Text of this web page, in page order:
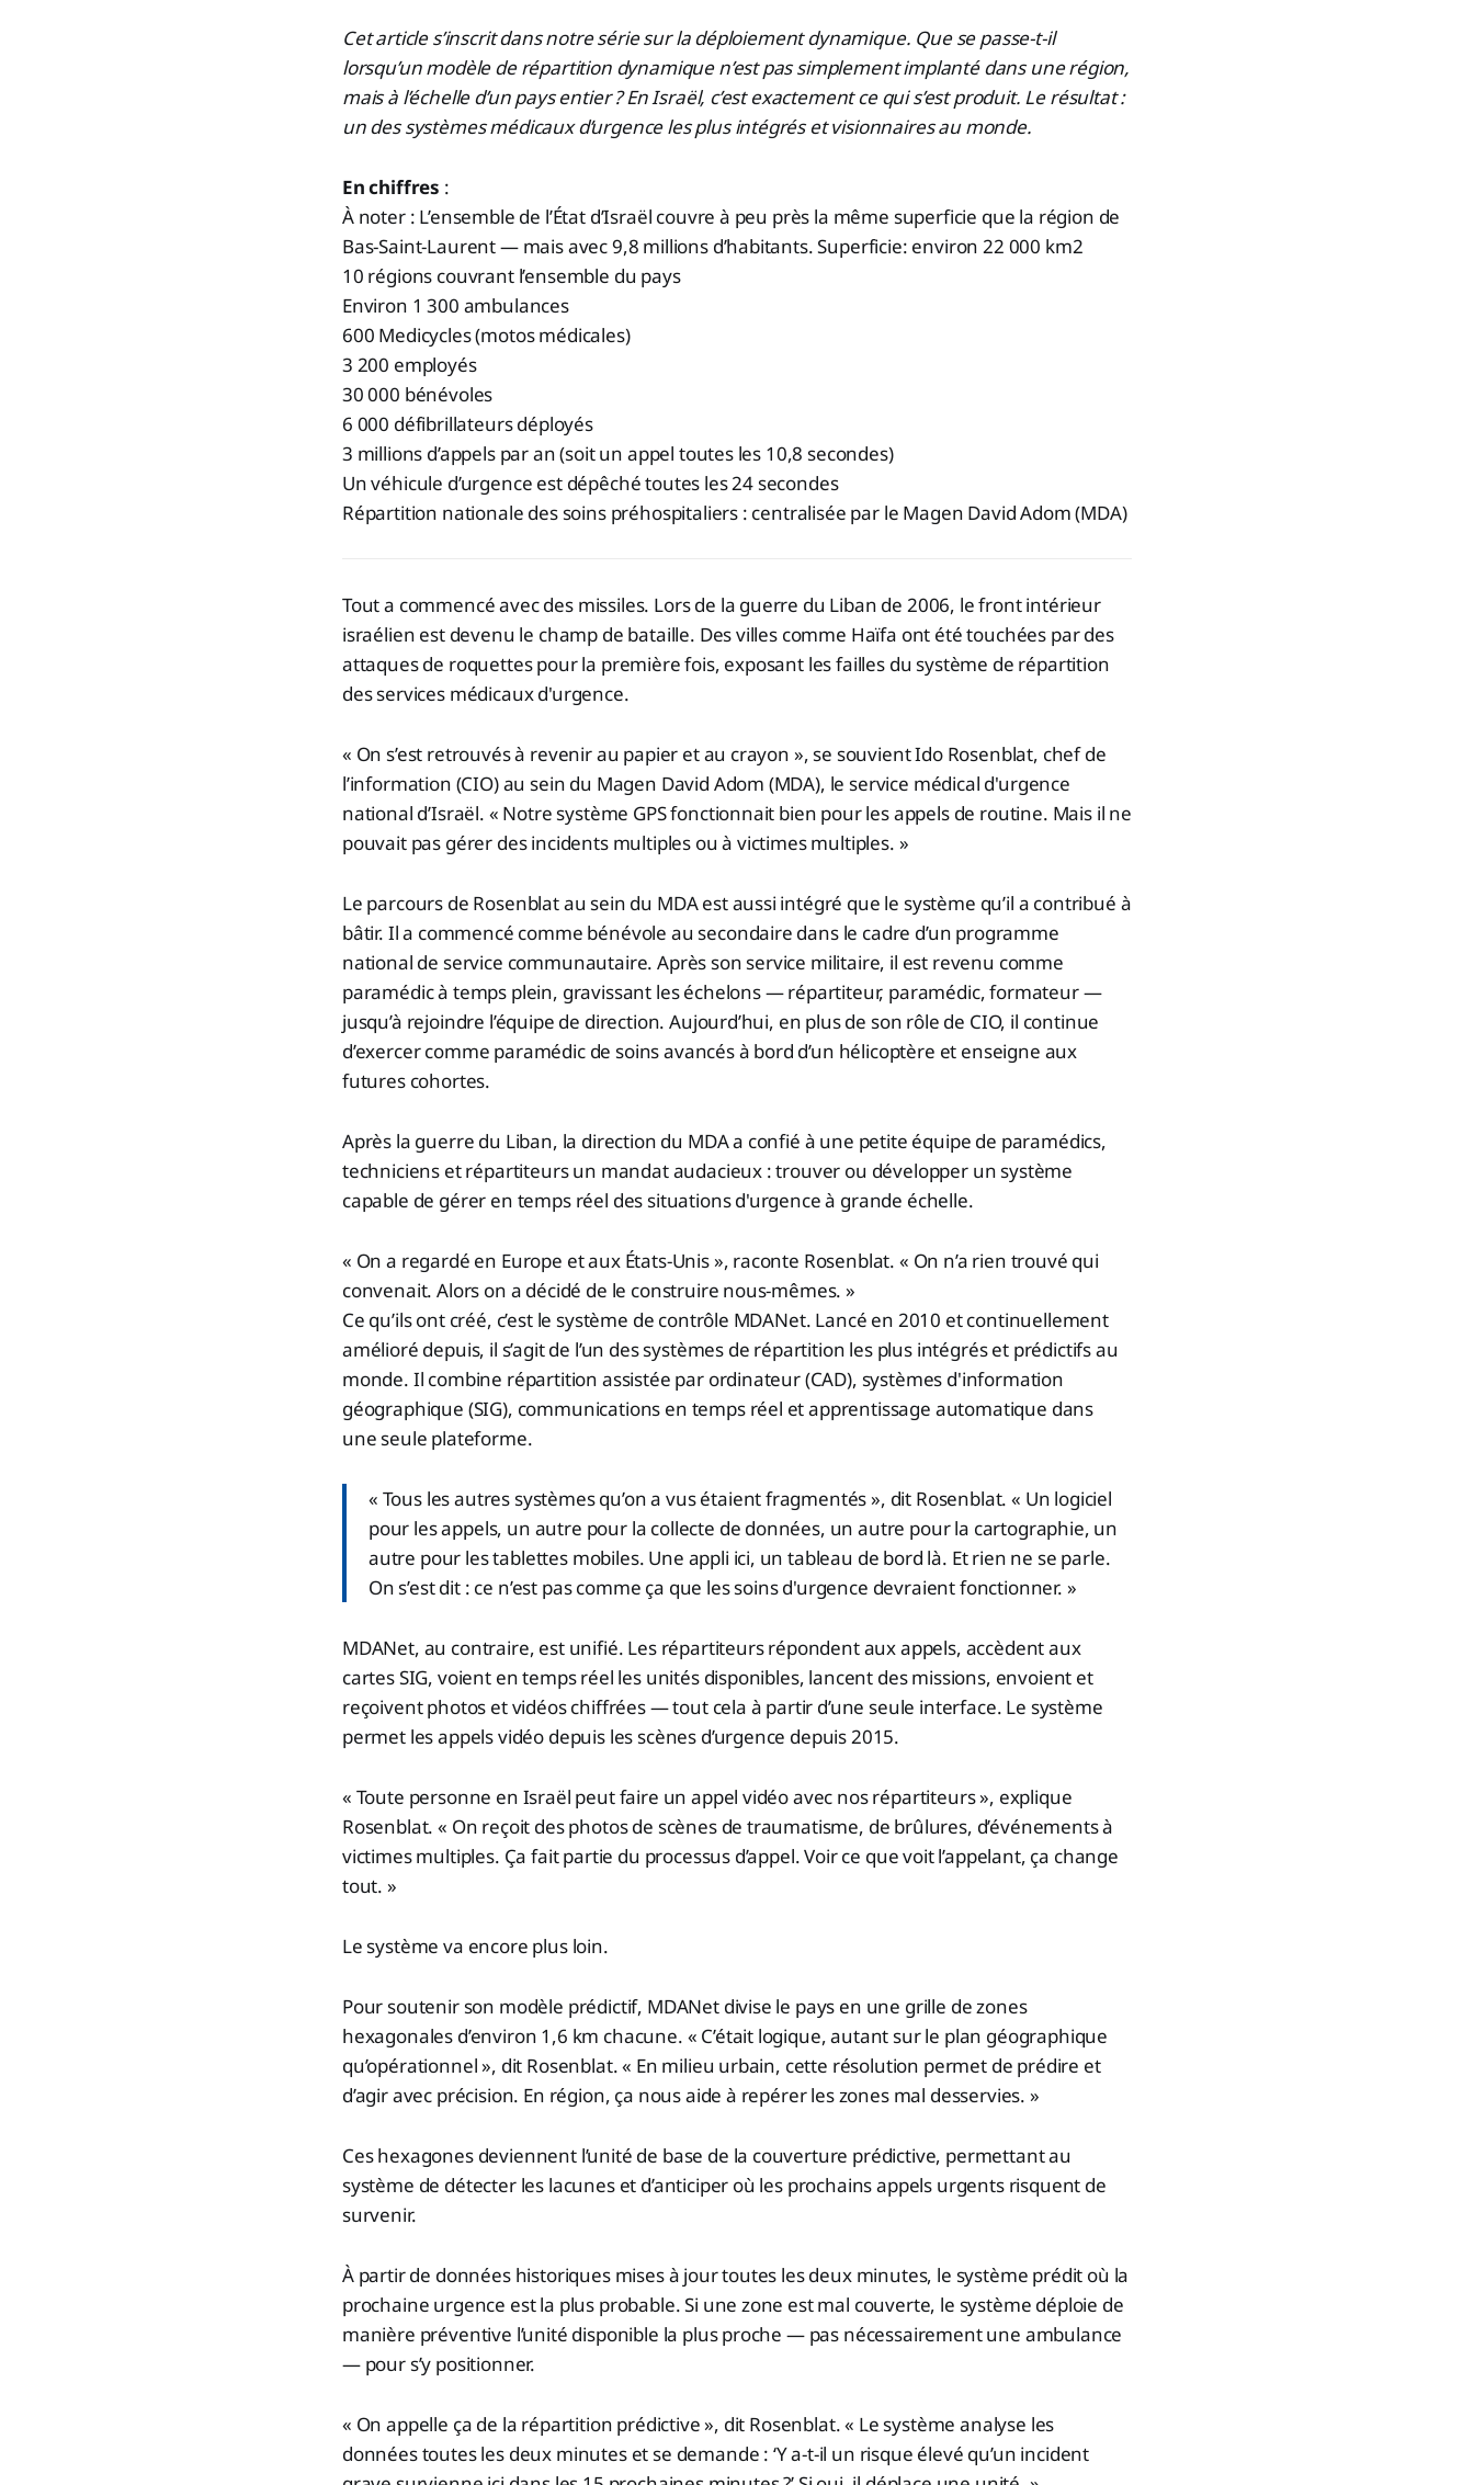
Cet article s’inscrit dans notre série sur la déploiement dynamique. Que se passe-t-il
lorsqu’un modèle de répartition dynamique n’est pas simplement implanté dans une région,
mais à l’échelle d’un pays entier ? En Israël, c’est exactement ce qui s’est produit. Le résultat :
un des systèmes médicaux d’urgence les plus intégrés et visionnaires au monde.
En chiffres :
À noter : L’ensemble de l’État d’Israël couvre à peu près la même superficie que la région de
Bas-Saint-Laurent — mais avec 9,8 millions d’habitants. Superficie: environ 22 000 km2
10 régions couvrant l’ensemble du pays
Environ 1 300 ambulances
600 Medicycles (motos médicales)
3 200 employés
30 000 bénévoles
6 000 défibrillateurs déployés
3 millions d’appels par an (soit un appel toutes les 10,8 secondes)
Un véhicule d’urgence est dépêché toutes les 24 secondes
Répartition nationale des soins préhospitaliers : centralisée par le Magen David Adom (MDA)
Tout a commencé avec des missiles. Lors de la guerre du Liban de 2006, le front intérieur
israélien est devenu le champ de bataille. Des villes comme Haïfa ont été touchées par des
attaques de roquettes pour la première fois, exposant les failles du système de répartition
des services médicaux d'urgence.
« On s’est retrouvés à revenir au papier et au crayon », se souvient Ido Rosenblat, chef de
l’information (CIO) au sein du Magen David Adom (MDA), le service médical d'urgence
national d’Israël. « Notre système GPS fonctionnait bien pour les appels de routine. Mais il ne
pouvait pas gérer des incidents multiples ou à victimes multiples. »
Le parcours de Rosenblat au sein du MDA est aussi intégré que le système qu’il a contribué à
bâtir. Il a commencé comme bénévole au secondaire dans le cadre d’un programme
national de service communautaire. Après son service militaire, il est revenu comme
paramédic à temps plein, gravissant les échelons — répartiteur, paramédic, formateur —
jusqu’à rejoindre l’équipe de direction. Aujourd’hui, en plus de son rôle de CIO, il continue
d’exercer comme paramédic de soins avancés à bord d’un hélicoptère et enseigne aux
futures cohortes.
Après la guerre du Liban, la direction du MDA a confié à une petite équipe de paramédics,
techniciens et répartiteurs un mandat audacieux : trouver ou développer un système
capable de gérer en temps réel des situations d'urgence à grande échelle.
« On a regardé en Europe et aux États-Unis », raconte Rosenblat. « On n’a rien trouvé qui
convenait. Alors on a décidé de le construire nous-mêmes. »
Ce qu’ils ont créé, c’est le système de contrôle MDANet. Lancé en 2010 et continuellement
amélioré depuis, il s’agit de l’un des systèmes de répartition les plus intégrés et prédictifs au
monde. Il combine répartition assistée par ordinateur (CAD), systèmes d'information
géographique (SIG), communications en temps réel et apprentissage automatique dans
une seule plateforme.
« Tous les autres systèmes qu’on a vus étaient fragmentés », dit Rosenblat. « Un logiciel
pour les appels, un autre pour la collecte de données, un autre pour la cartographie, un
autre pour les tablettes mobiles. Une appli ici, un tableau de bord là. Et rien ne se parle.
On s’est dit : ce n’est pas comme ça que les soins d'urgence devraient fonctionner. »
MDANet, au contraire, est unifié. Les répartiteurs répondent aux appels, accèdent aux
cartes SIG, voient en temps réel les unités disponibles, lancent des missions, envoient et
reçoivent photos et vidéos chiffrées — tout cela à partir d’une seule interface. Le système
permet les appels vidéo depuis les scènes d’urgence depuis 2015.
« Toute personne en Israël peut faire un appel vidéo avec nos répartiteurs », explique
Rosenblat. « On reçoit des photos de scènes de traumatisme, de brûlures, d’événements à
victimes multiples. Ça fait partie du processus d’appel. Voir ce que voit l’appelant, ça change
tout. »
Le système va encore plus loin.
Pour soutenir son modèle prédictif, MDANet divise le pays en une grille de zones
hexagonales d’environ 1,6 km chacune. « C’était logique, autant sur le plan géographique
qu’opérationnel », dit Rosenblat. « En milieu urbain, cette résolution permet de prédire et
d’agir avec précision. En région, ça nous aide à repérer les zones mal desservies. »
Ces hexagones deviennent l’unité de base de la couverture prédictive, permettant au
système de détecter les lacunes et d’anticiper où les prochains appels urgents risquent de
survenir.
À partir de données historiques mises à jour toutes les deux minutes, le système prédit où la
prochaine urgence est la plus probable. Si une zone est mal couverte, le système déploie de
manière préventive l’unité disponible la plus proche — pas nécessairement une ambulance
— pour s’y positionner.
« On appelle ça de la répartition prédictive », dit Rosenblat. « Le système analyse les
données toutes les deux minutes et se demande : ‘Y a-t-il un risque élevé qu’un incident